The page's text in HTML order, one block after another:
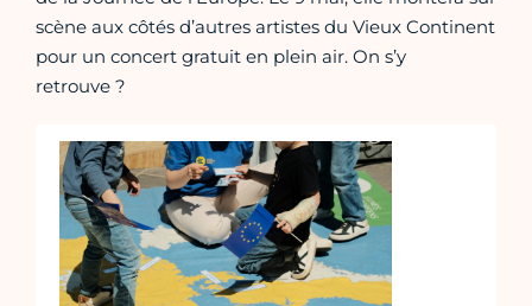
scène aux côtés d’autres artistes du Vieux Continent
pour un concert gratuit en plein air. On s’y
retrouve ?